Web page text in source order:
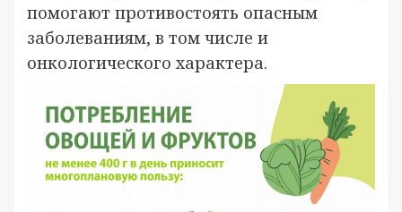
помогают противостоять опасным
заболеваниям, в том числе и
онкологического характера.